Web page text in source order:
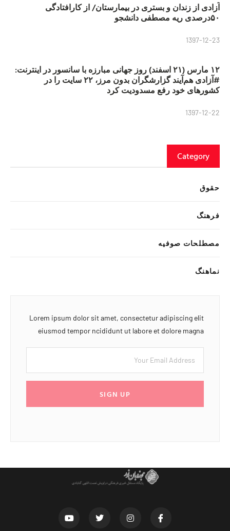
آزادی از زندان و بستری در بیمارستان/ از کارافتادگی
۵۰درصدی ریه مصطفی دانشجو
1397-12-23
۱۲ مارس (۲۱ اسفند) روز جهانی مبارزه با سانسور در اینترنت:
#آزادی هم‌آیند گزارشگران‌ بدون مرز، ۲۲ سایت را در
کشورهای خود رفع مسدودیت کرد
1397-12-22
Category
حقوق
فرهنگ
مصطلحات صوفیه
نماهنگ
Lorem ipsum dolor sit amet, consectetur adipiscing elit
eiusmod tempor ncididunt ut labore et dolore magna
SIGN UP